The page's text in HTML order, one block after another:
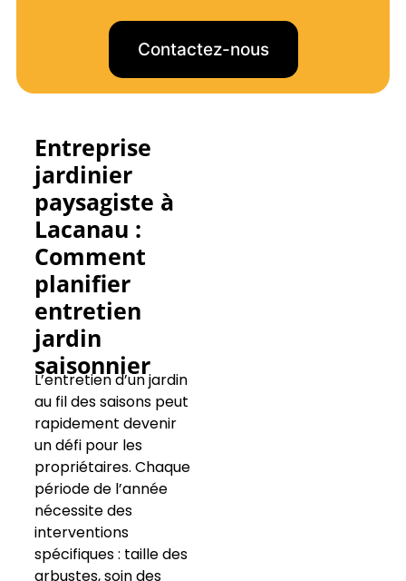
Contactez-nous
Entreprise
jardinier
paysagiste à
Lacanau :
Comment
planifier
entretien
jardin
saisonnier
L’entretien d’un jardin
au fil des saisons peut
rapidement devenir
un défi pour les
propriétaires. Chaque
période de l’année
nécessite des
interventions
spécifiques : taille des
arbustes, soin des